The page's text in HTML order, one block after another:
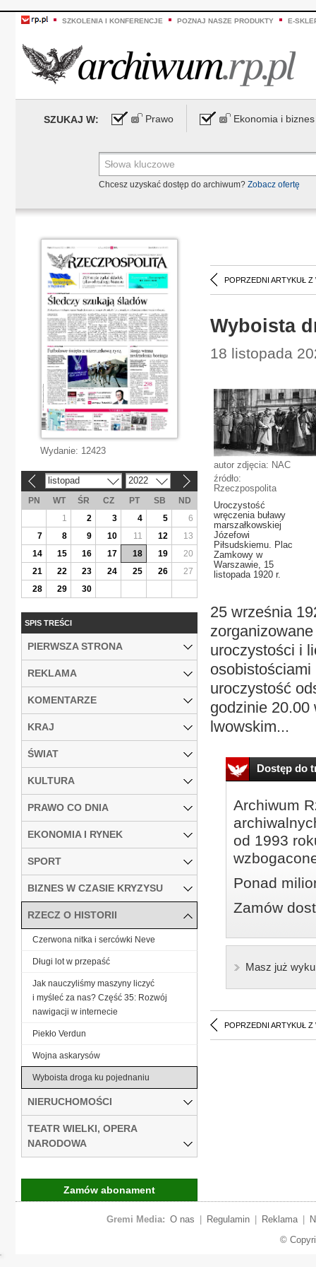
SZKOLENIA I KONFERENCJE POZNAJ NASZE PRODUKTY E-
SZUKAJ W: Prawo Ekonomia i biznes
Chcesz uzyskać dostęp do archiwum? Zobacz ofertę
POPRZEDNI ARTYKUŁ Z
Wyboista
18 listopada
autor zdjęcia: NAC
źródło:
Rzeczpospolita
Uroczystość
wręczenia buławy
marszałkowskiej
Józefowi
Piłsudskiemu. Plac
Zamkowy w
Warszawie, 15
listopada 1920 r.
25 września
uroczystości i
osobistościami
uroczystość
godzinie 20.00
lwowskim...
Dostęp do
Archiwum
od 1993
Ponad
Zamów
Masz już
POPRZEDNI ARTYKUŁ Z
Wydanie: 12423
listopad 2022
PN WT ŚR CZ PT SB
ND
1
2 3 4 5
6
7
8 9 10 11 12
13
14
15 16 17 18 19
20
21
22 23 24 25 26
27
28
29 30
SPIS TREŚCI
PIERWSZA STRONA
REKLAMA
KOMENTARZE
KRAJ
ŚWIAT
KULTURA
PRAWO CO DNIA
EKONOMIA I RYNEK
SPORT
BIZNES W CZASIE KRYZYSU
RZECZ O HISTORII
Czerwona nitka i sercówki Neve
Długi lot w przepaść
Jak nauczyliśmy maszyny liczyć
i myśleć za nas? Część 35: Rozwój
nawigacji w internecie
Piekło Verdun
Wojna askarysów
Wyboista droga ku pojednaniu
NIERUCHOMOŚCI
TEATR WIELKI, OPERA
NARODOWA
Zamów abonament
Gremi Media: O nas Regulamin Reklama
©